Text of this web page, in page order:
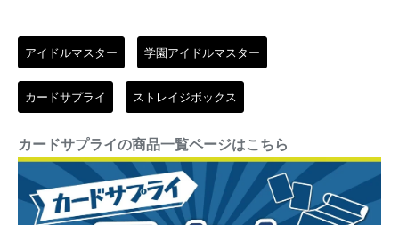
アイドルマスター 学園アイドルマスター
カードサプライ ストレイジボックス
カードサプライの商品一覧ページはこちら